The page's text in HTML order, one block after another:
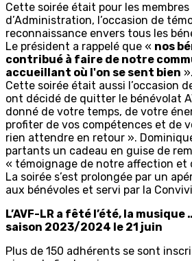
Cette soirée était pour les membres
d’Administration, l’occasion de
reconnaissance envers tous les
Le président a rappelé que « nos
contribué à faire de notre
accueillant où l'on se sent bien ».
Cette soirée était aussi l’occasion
ont décidé de quitter le bénévolat
donné de votre temps, de votre
profiter de vos compétences et de
rien attendre en retour ».
partants un cadeau en guise de
« témoignage de notre affection et
La soirée s’est prolongée par un
aux bénévoles et servi par la
L’AVF-LR a fêté l’été, la
saison 2023/2024 le 21 juin
Plus de 150 adhérents se sont